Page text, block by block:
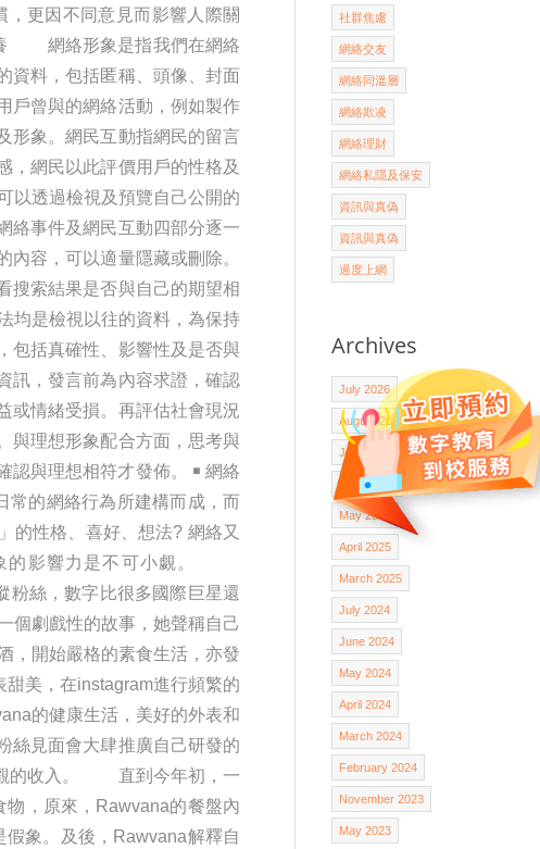
更因不同意見而影響人際關
養 網絡形象是指我們在網絡
資料，包括匿稱、頭像、封面
戶曾與的網絡活動，例如製作
形象。網民互動指網民的留言
，網民以此評價用戶的性格及
透過檢視及預覽自己公開的
絡事件及網民互動四部分逐一
容，可以適量隱藏或刪除。
搜索結果是否與自己的期望相
是檢視以往的資料，為保持
包括真確性、影響性及是否與
訊，發言前為內容求證，確認
或情緒受損。再評估社會現況
與理想形象配合方面，思考與
認與理想相符才發佈。 ￭ 網絡
的網絡行為所建構而成，而
的性格、喜好、想法? 網絡又
象的影響力是不可小覷。
粉絲，數字比很多國際巨星還
個劇戲性的故事，她聲稱自己
，開始嚴格的素食生活，亦發
美，在instagram進行頻繁的
的健康生活，美好的外表和
絲見面會大肆推廣自己研發的
觀的收入。 直到今年初，一
，原來，Rawvana的餐盤內
象。及後，Rawvana解釋自
社群焦慮
網絡交友
網絡同溫層
網絡欺凌
網絡理財
網絡私隱及保安
資訊與真偽
資訊與真偽
過度上網
Archives
July 2026
August 2025
July 2025
June 2025
May 2025
April 2025
March 2025
July 2024
June 2024
May 2024
April 2024
March 2024
February 2024
November 2023
May 2023